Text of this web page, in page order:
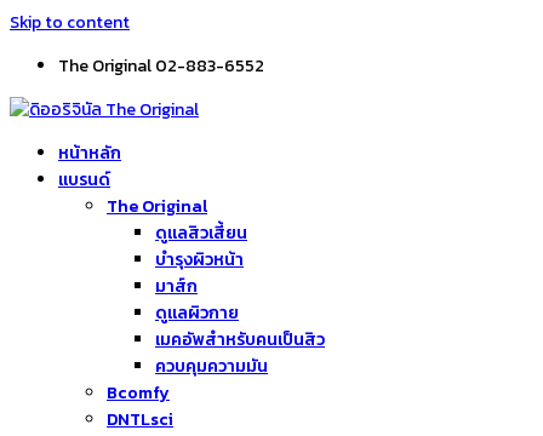
Skip to content
The Original 02-883-6552
หน้าหลัก
แบรนด์
The Original
ดูแลสิวเสี้ยน
บำรุงผิวหน้า
มาส์ก
ดูแลผิวกาย
เมคอัพสำหรับคนเป็นสิว
ควบคุมความมัน
Bcomfy
DNTLsci